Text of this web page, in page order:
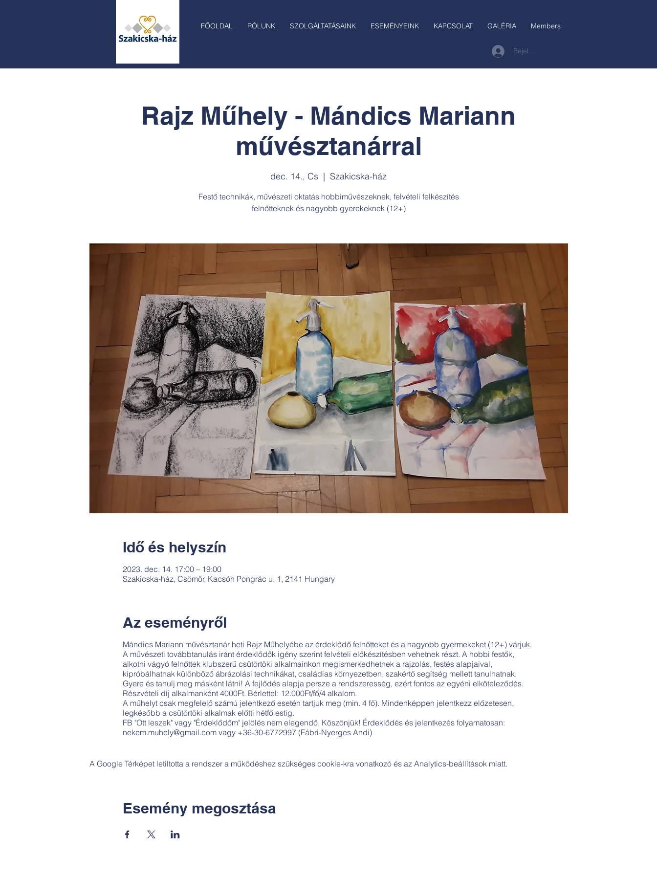
FŐOLDAL RÓLUNK SZOLGÁLTATÁSAINK ESEMÉNYEINK KAPCSOLAT GALÉRIA Members
Bejelentkezés
Rajz Műhely - Mándics Mariann
művésztanárral
dec. 14., Cs
  |
Szakicska-ház
Festő technikák, művészeti oktatás hobbiművészeknek, felvételi felkészítés
felnőtteknek és nagyobb gyerekeknek (12+)
Idő és helyszín
2023. dec. 14. 17:00 – 19:00
Szakicska-ház, Csömör, Kacsóh Pongrác u. 1, 2141 Hungary
Az eseményről
Mándics Mariann művésztanár heti Rajz Műhelyébe az érdeklődő felnőtteket és a nagyobb gyermekeket (12+) várjuk.
A művészeti továbbtanulás iránt érdeklődők igény szerint felvételi előkészítésben vehetnek részt. A hobbi festők,
alkotni vágyó felnőttek klubszerű csütörtöki alkalmainkon megismerkedhetnek a rajzolás, festés alapjaival,
kipróbálhatnak különböző ábrázolási technikákat, családias környezetben, szakértő segítség mellett tanulhatnak.
Gyere és tanulj meg másként látni! A fejlődés alapja persze a rendszeresség, ezért fontos az egyéni elköteleződés.
Részvételi díj alkalmanként 4000Ft. Bérlettel: 12.000Ft/fő/4 alkalom.
A műhelyt csak megfelelő számú jelentkező esetén tartjuk meg (min. 4 fő). Mindenképpen jelentkezz előzetesen,
legkésőbb a csütörtöki alkalmak előtti hétfő estig.
FB "Ott leszek" vagy "Érdeklődőm" jelölés nem elegendő, Köszönjük! Érdeklődés és jelentkezés folyamatosan:
nekem.muhely@gmail.com vagy +36-30-6772997 (Fábri-Nyerges Andi)
A Google Térképet letiltotta a rendszer a működéshez szükséges cookie-kra vonatkozó és az Analytics-beállítások miatt.
Esemény megosztása